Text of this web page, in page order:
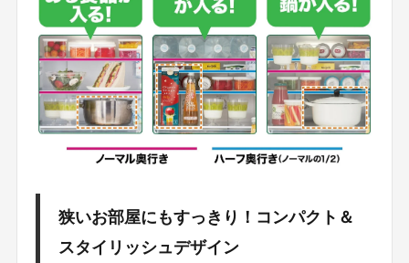
狭いお部屋にもすっきり！コンパクト＆
スタイリッシュデザイン